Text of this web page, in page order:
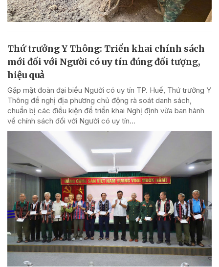
Thứ trưởng Y Thông: Triển khai chính sách
mới đối với Người có uy tín đúng đối tượng,
hiệu quả
Gặp mặt đoàn đại biểu Người có uy tín TP. Huế, Thứ trưởng Y
Thông đề nghị địa phương chủ động rà soát danh sách,
chuẩn bị các điều kiện để triển khai Nghị định vừa ban hành
về chính sách đối với Người có uy tín...